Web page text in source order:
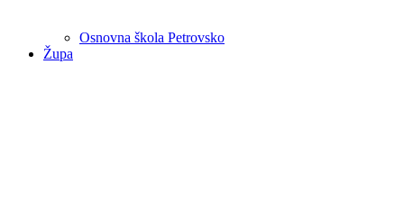
Osnovna škola Petrovsko
Župa